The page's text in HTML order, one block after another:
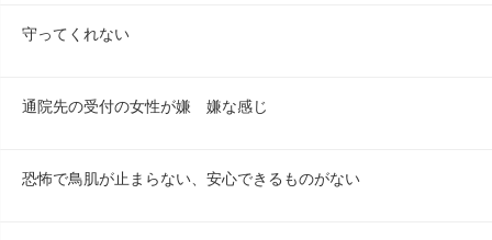
守ってくれない
通院先の受付の女性が嫌　嫌な感じ
恐怖で鳥肌が止まらない、安心できるものがない